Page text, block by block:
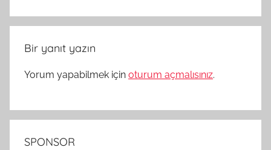
Bir yanıt yazın
Yorum yapabilmek için oturum açmalısınız.
SPONSOR